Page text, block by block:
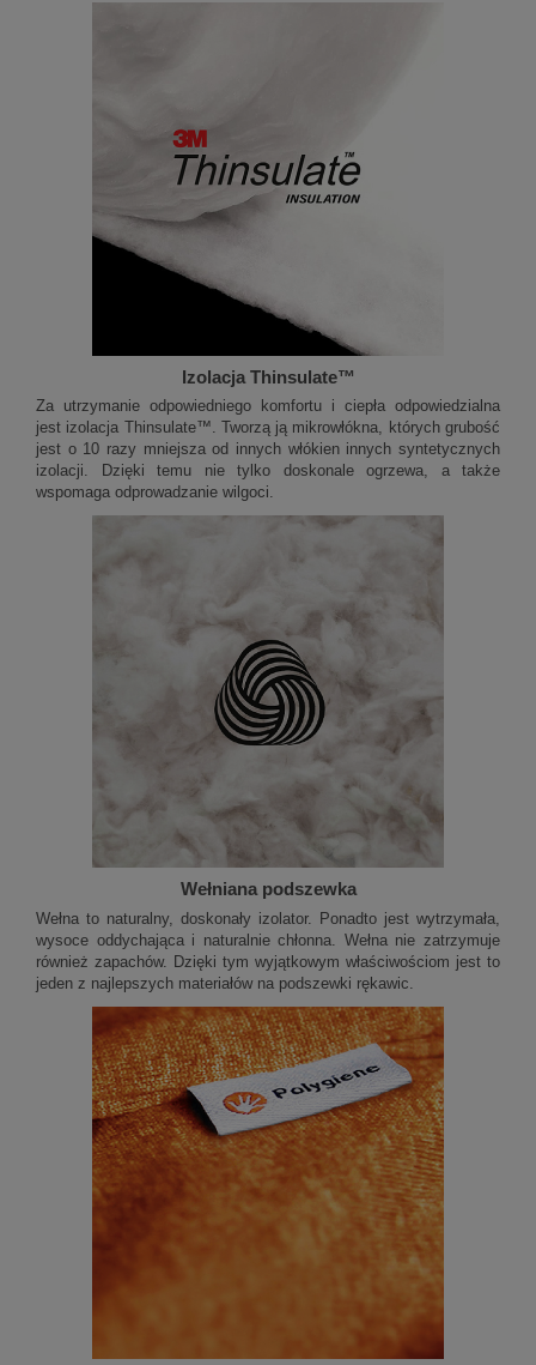
Izolacja Thinsulate™
Za utrzymanie odpowiedniego komfortu i ciepła odpowiedzialna
jest izolacja Thinsulate™. Tworzą ją mikrowłókna, których grubość
jest o 10 razy mniejsza od innych włókien innych syntetycznych
izolacji. Dzięki temu nie tylko doskonale ogrzewa, a także
wspomaga odprowadzanie wilgoci.
Wełniana podszewka
Wełna to naturalny, doskonały izolator. Ponadto jest wytrzymała,
wysoce oddychająca i naturalnie chłonna. Wełna nie zatrzymuje
również zapachów. Dzięki tym wyjątkowym właściwościom jest to
jeden z najlepszych materiałów na podszewki rękawic.